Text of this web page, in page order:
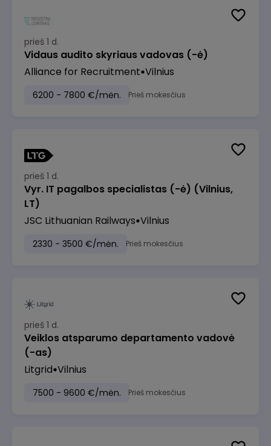
prieš 1 d.
Vidaus audito skyriaus vadovas (-ė)
Alliance for Recruitment Vilnius
6200 - 7800 €/mėn. Prieš mokesčius
prieš 1 d.
Vyr. IT pagalbos specialistas (-ė) (Vilnius,
LT)
JSC Lithuanian Railways Vilnius
2330 - 3500 €/mėn. Prieš mokesčius
prieš 1 d.
Veiklos atsparumo departamento vadovė
(-as)
Litgrid Vilnius
7500 - 9600 €/mėn. Prieš mokesčius